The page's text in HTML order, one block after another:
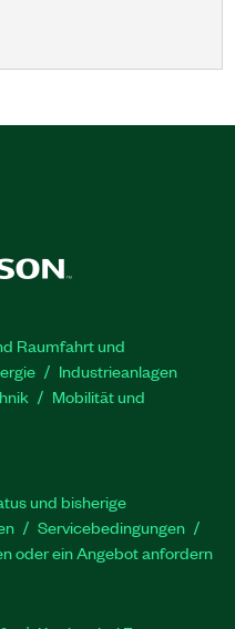
Raumfahrt und
Industrieanlagen
Mobilität und
und bisherige
Servicebedingungen
oder ein Angebot anfordern